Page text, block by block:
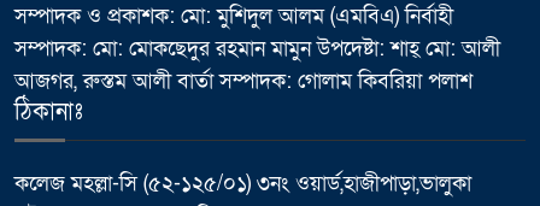
সম্পাদক ও প্রকাশক: মো: মুশিদুল আলম (এমবিএ) নির্বাহী
সম্পাদক: মো: মোকছেদুর রহমান মামুন উপদেষ্টা: শাহ্ মো: আলী
আজগর, রুস্তম আলী বার্তা সম্পাদক: গোলাম কিবরিয়া পলাশ
ঠিকানাঃ
কলেজ মহল্লা-সি (৫২-১২৫/০১) ৩নং ওয়ার্ড,হাজীপাড়া,ভালুকা